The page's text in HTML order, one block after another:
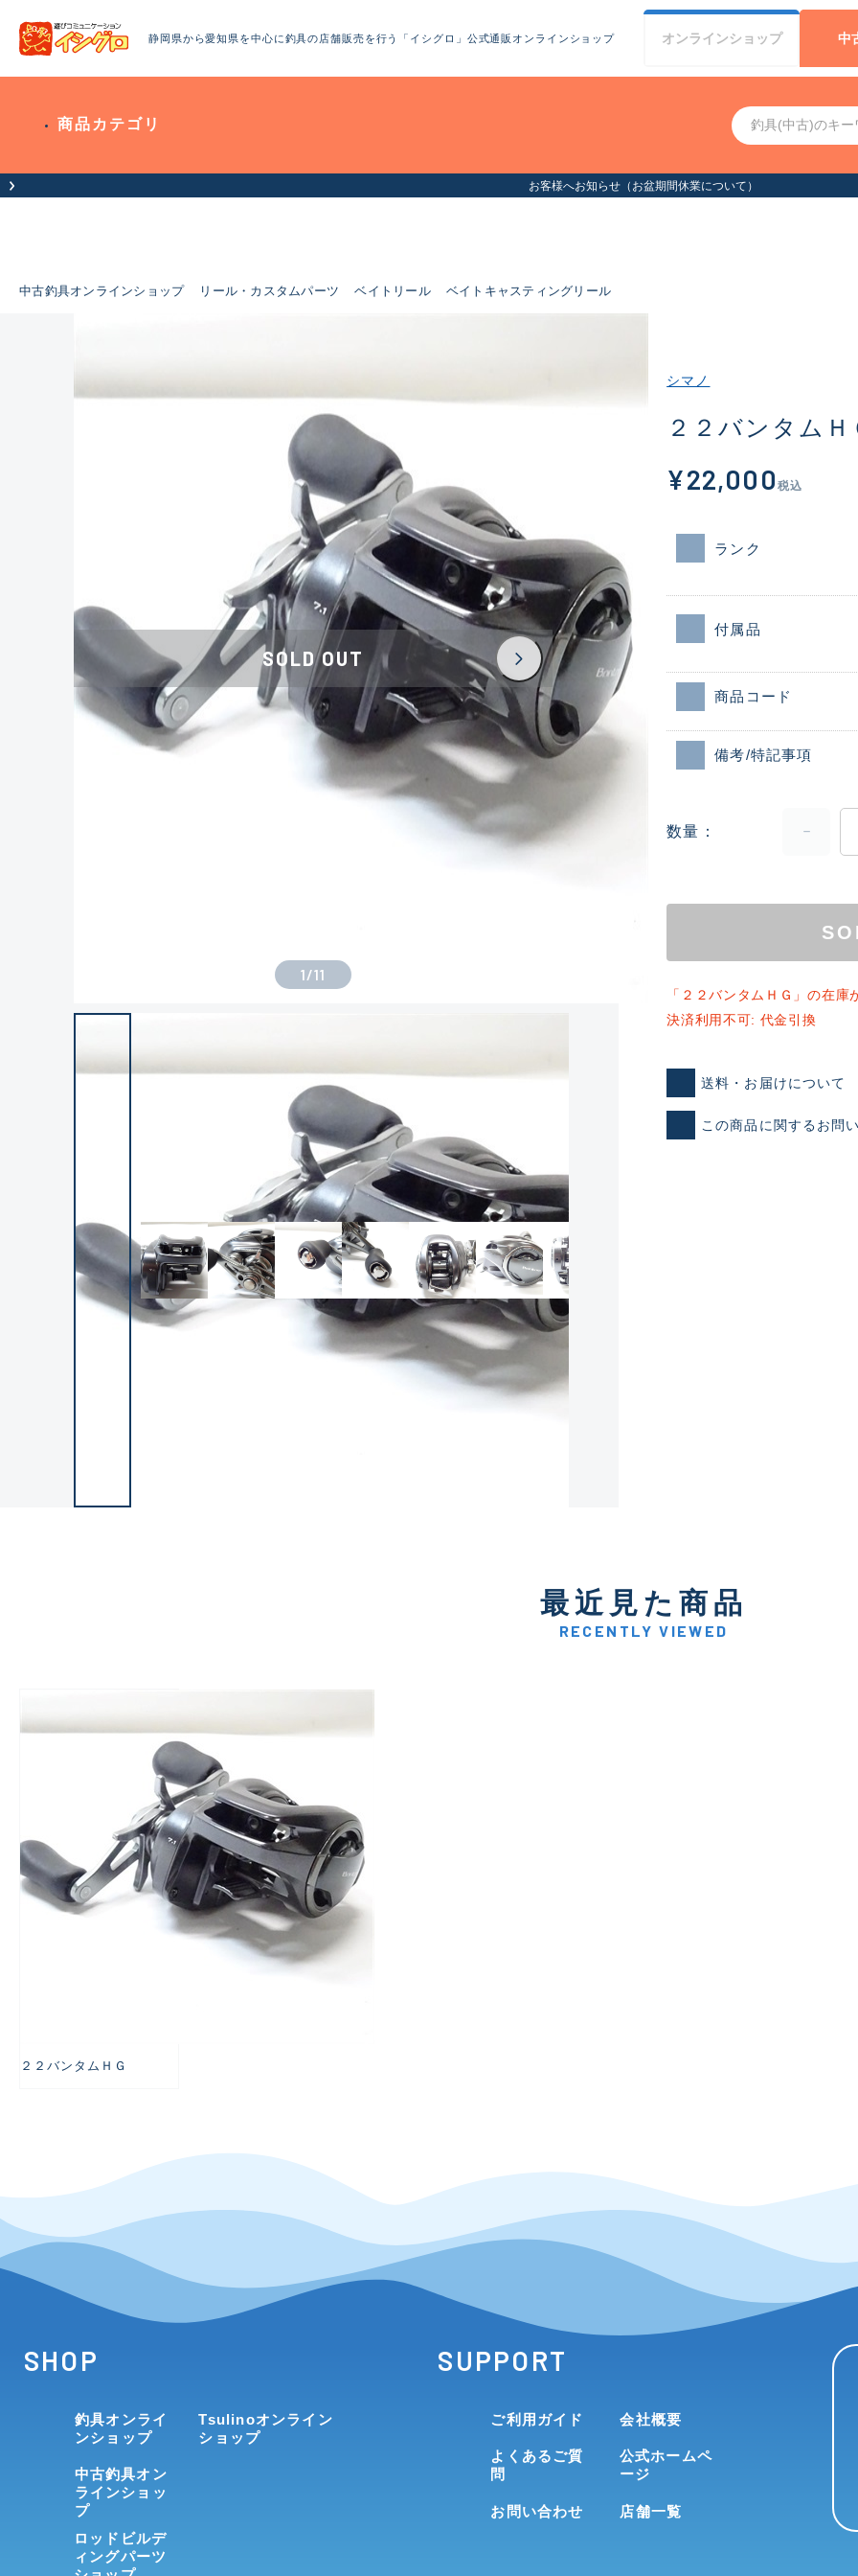
静岡県から愛知県を中心に釣具の店舗販売を行う「イシグロ」公式通販オンラインショップ オンラインショップ 中
商品カテゴリ
お客様へお知らせ（お盆期間休業について）
中古釣具オンラインショップ リール・カスタムパーツ ベイトリール ベイトキャスティングリール
ランクとは？
良
C-
い品
SOLD OUT
1/11
シマノ
２２バンタムＨ
¥22,000 税込
ランク
付属品
商品コード
備考/特記事項
数量
「２２バンタムＨＧ」の在庫
決済利用不可: 代金引換
送料・お届けについて
この商品に関するお問
最近見た商品
RECENTLY VIEWED
２２バンタムＨＧ
SHOP
釣具オンライ
ンショップ
中古釣具オン
ラインショッ
プ
ロッドビルデ
ィングパーツ
Tsulinoオンライン
ショップ
SUPPORT
ご利用ガイド
よくあるご質
問
お問い合わせ
会社概要
公式ホームペ
ージ
店舗一覧